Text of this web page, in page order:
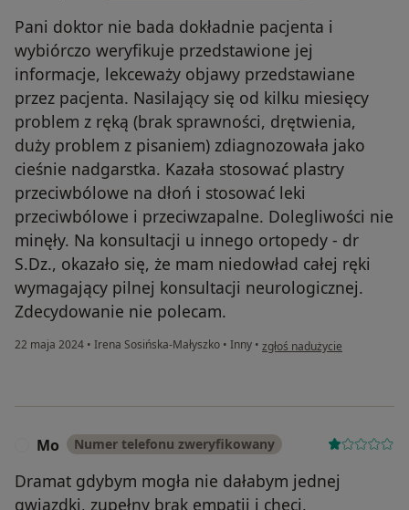
Pani doktor nie bada dokładnie pacjenta i
wybiórczo weryfikuje przedstawione jej
informacje, lekceważy objawy przedstawiane
przez pacjenta. Nasilający się od kilku miesięcy
problem z ręką (brak sprawności, drętwienia,
duży problem z pisaniem) zdiagnozowała jako
cieśnie nadgarstka. Kazała stosować plastry
przeciwbólowe na dłoń i stosować leki
przeciwbólowe i przeciwzapalne. Dolegliwości nie
minęły. Na konsultacji u innego ortopedy - dr
S.Dz., okazało się, że mam niedowład całej ręki
wymagający pilnej konsultacji neurologicznej.
Zdecydowanie nie polecam.
22 maja 2024 • Irena Sosińska-Małyszko • Inny • w opinii użytkownika Pacjent
zgłoś nadużycie
Mo Numer telefonu zweryfikowany
Dramat gdybym mogła nie dałabym jednej
gwiazdki, zupełny brak empatii i chęci,